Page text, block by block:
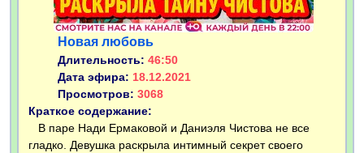
Новая любовь
Длительность: 46:50
Дата эфира: 18.12.2021
Просмотров: 3068
Краткое содержание:
В паре Нади Ермаковой и Даниэля Чистова не все
гладко. Девушка раскрыла интимный секрет своего